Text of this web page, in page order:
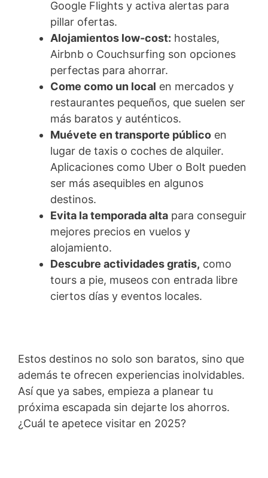
Google Flights y activa alertas para
pillar ofertas.
Alojamientos low-cost: hostales,
Airbnb o Couchsurfing son opciones
perfectas para ahorrar.
Come como un local en mercados y
restaurantes pequeños, que suelen ser
más baratos y auténticos.
Muévete en transporte público en
lugar de taxis o coches de alquiler.
Aplicaciones como Uber o Bolt pueden
ser más asequibles en algunos
destinos.
Evita la temporada alta para conseguir
mejores precios en vuelos y
alojamiento.
Descubre actividades gratis, como
tours a pie, museos con entrada libre
ciertos días y eventos locales.
Estos destinos no solo son baratos, sino que
además te ofrecen experiencias inolvidables.
Así que ya sabes, empieza a planear tu
próxima escapada sin dejarte los ahorros.
¿Cuál te apetece visitar en 2025?